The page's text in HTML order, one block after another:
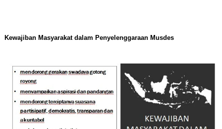
Kewajiban Masyarakat dalam Penyelenggaraan Musdes